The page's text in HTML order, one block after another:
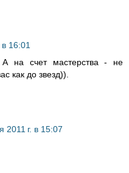
16:01
А на счет мастерства - не
как до звезд)).
2011 г. в 15:07